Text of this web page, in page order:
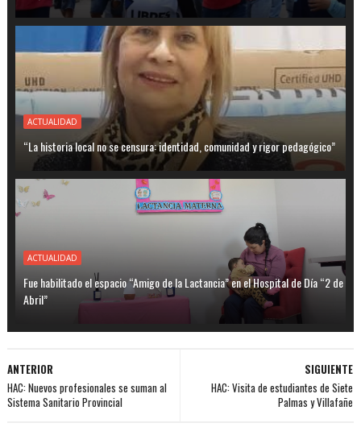
ACTUALIDAD
“La historia local no se censura: identidad, comunidad y rigor pedagógico”
ACTUALIDAD
Fue habilitado el espacio “Amigo de la Lactancia” en el Hospital de Día “2 de
Abril”
SIGUIENTE
HAC: Visita de estudiantes de Siete
Palmas y Villafañe
ANTERIOR
HAC: Nuevos profesionales se suman al
Sistema Sanitario Provincial